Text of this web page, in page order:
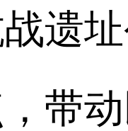
遗
带